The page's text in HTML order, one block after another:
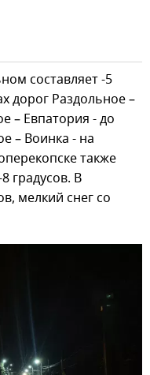
составляет -5
дорог Раздольное –
– Евпатория - до
– Воинка - на
также
градусов. В
мелкий снег со